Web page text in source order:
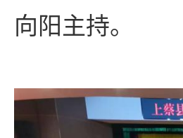
向阳主持。